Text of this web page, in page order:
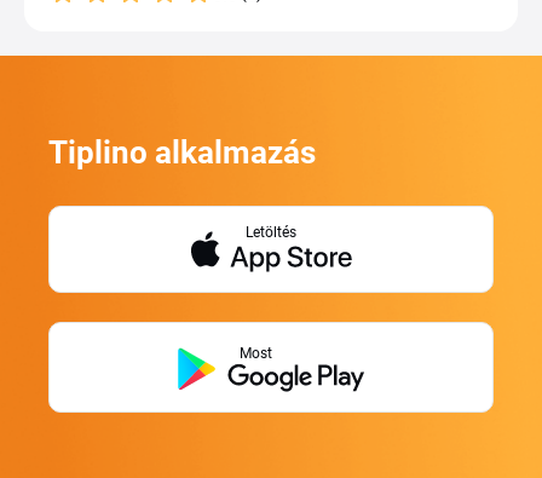
Tiplino alkalmazás
Letöltés
Most